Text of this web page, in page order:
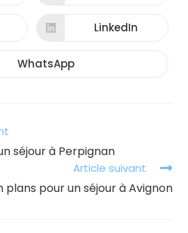
autre
fenêtre
Ouvrir
LinkedIn
Ouvrir
WhatsApp
séjour à Perpignan
Article suivant
plans pour un séjour à Avignon